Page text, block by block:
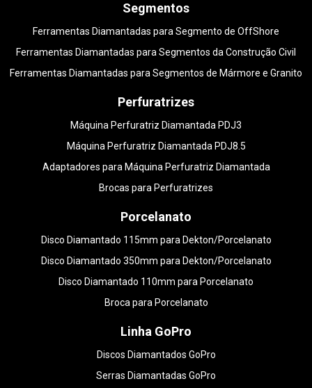
Segmentos
Ferramentas Diamantadas para Segmento de OffShore
Ferramentas Diamantadas para Segmentos da Construção Civil
Ferramentas Diamantadas para Segmentos de Mármore e Granito
Perfuratrizes
Máquina Perfuratriz Diamantada PDJ3
Máquina Perfuratriz Diamantada PDJ8.5
Adaptadores para Máquina Perfuratriz Diamantada
Brocas para Perfuratrizes
Porcelanato
Disco Diamantado 115mm para Dekton/Porcelanato
Disco Diamantado 350mm para Dekton/Porcelanato
Disco Diamantado 110mm para Porcelanato
Broca para Porcelanato
Linha GoPro
Discos Diamantados GoPro
Serras Diamantadas GoPro